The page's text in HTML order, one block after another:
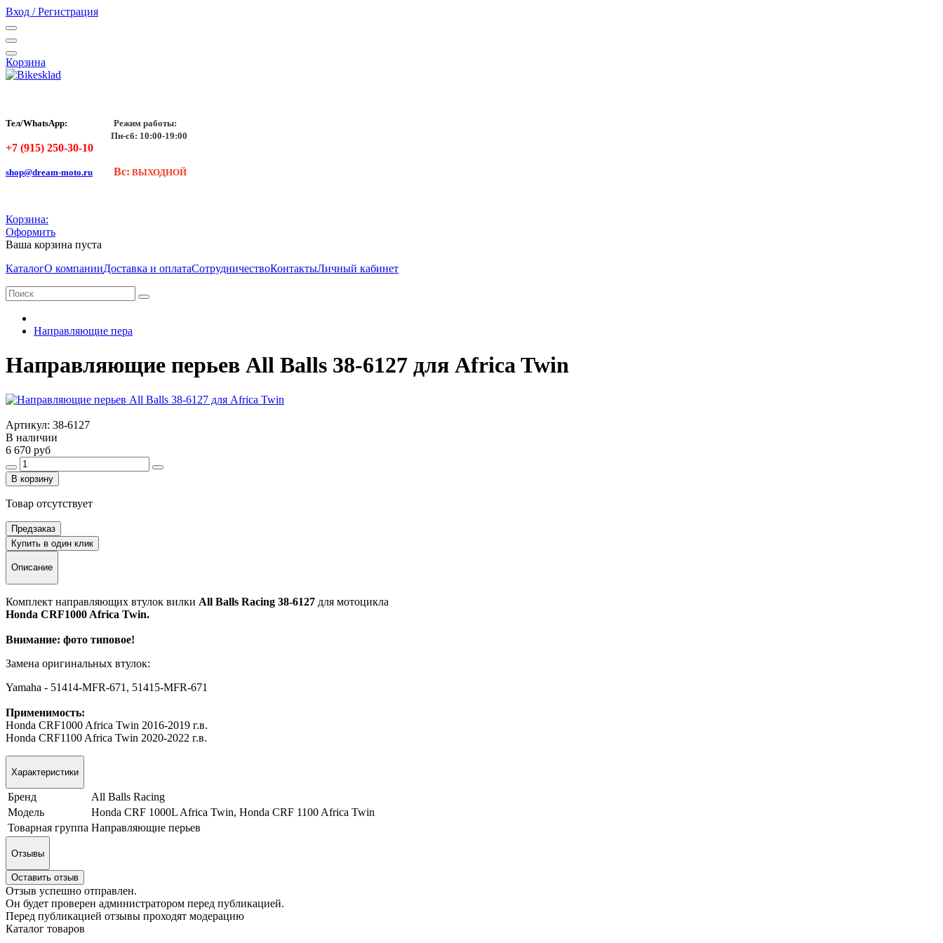
Вход / Регистрация
Корзина
Тел/WhatsApp:
Режим работы:
Пн-сб: 10:00-19:00
+7 (915) 250-30-10
shop@dream-moto.ru Вс: ВЫХОДНОЙ
Корзина:
Оформить
Ваша корзина пуста
КаталогО компанииДоставка и оплатаСотрудничествоКонтактыЛичный кабинет
Направляющие пера
Направляющие перьев All Balls 38-6127 для Africa Twin
Артикул: 38-6127
В наличии
6 670 руб
В корзину
Товар отсутствует
Предзаказ
Купить в один клик
Описание
Комплект направляющих втулок вилки All Balls Racing 38-6127 для мотоцикла
Honda CRF1000 Africa Twin.
Внимание: фото типовое!
Замена оригинальных втулок:
Yamaha - 51414-MFR-671, 51415-MFR-671
Применимость:
Honda CRF1000 Africa Twin 2016-2019 г.в.
Honda CRF1100 Africa Twin 2020-2022 г.в.
Характеристики
Бренд
All Balls Racing
Модель
Honda CRF 1000L Africa Twin, Honda CRF 1100 Africa Twin
Товарная группа Направляющие перьев
Отзывы
Оставить отзыв
Отзыв успешно отправлен.
Он будет проверен администратором перед публикацией.
Перед публикацией отзывы проходят модерацию
Каталог товаров